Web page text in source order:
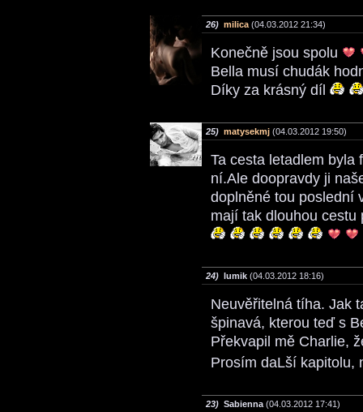
26) milica (04.03.2012 21:34)
Konečně jsou spolu
Bella musí chudák
Díky za krásný díl
25) matysekmj (04.03.2012 19:50)
Ta cesta letadlem byla
ní.Ale doopravdy ji
doplněné tou poslední
mají tak dlouhou cestu
24) lumik (04.03.2012 18:16)
Neuvěřitelná tíha. Jak
špinavá, kterou teď s
Překvapil mě Charlie,
Prosím daLší
23) Sabienna (04.03.2012 17:41)